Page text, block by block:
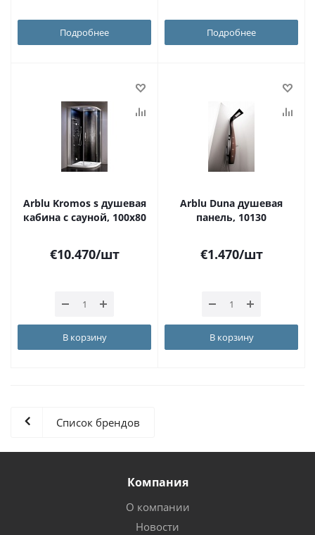
Подробнее Подробнее
Arblu Kromos s душевая
кабина с сауной, 100х80
€10.470/шт
В корзину
Arblu Duna душевая
панель, 10130
€1.470/шт
В корзину
Список брендов
Компания
О компании
Новости